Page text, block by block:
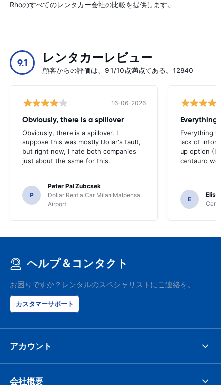
Rhoのすべてのレンタカー会社の比較を提供します。
9.1 レンタカーレビュー
顧客からの評価は、9.1/10点満点である。12840
16-06-2026
Obviously, there is a spillover
Obviously, there is a spillover. I
suppose this was mostly Dollar's fault,
but right now, I hate both companies
just about the same for this.
P
Peter Pal Zubcsek
Dollar Rent a Car Milan Malpensa
Airport
Everything
Everything
lack of
up option (I
centauro
E
ヘルプ＆コンタクト
お困りですか？レンタルのスペシャリストにご連絡を。
カスタマーサポート
アカウント
会社概要